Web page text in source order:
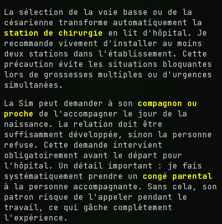
La sélection de la voie basse ou de la
césarienne transforme automatiquement la
station de chirurgie en lit d'hôpital. Je
recommande vivement d'installer au moins
deux stations dans l'établissement. Cette
précaution évite les situations bloquantes
lors de grossesses multiples ou d'urgences
simultanées.
La Sim peut demander à son compagnon ou
proche de l'accompagner le jour de la
naissance. La relation doit être
suffisamment développée, sinon la personne
refuse. Cette demande intervient
obligatoirement avant le départ pour
l'hôpital. Un détail important : je fais
systématiquement prendre un congé parental
à la personne accompagnante. Sans cela, son
patron risque de l'appeler pendant le
travail, ce qui gâche complètement
l'expérience.